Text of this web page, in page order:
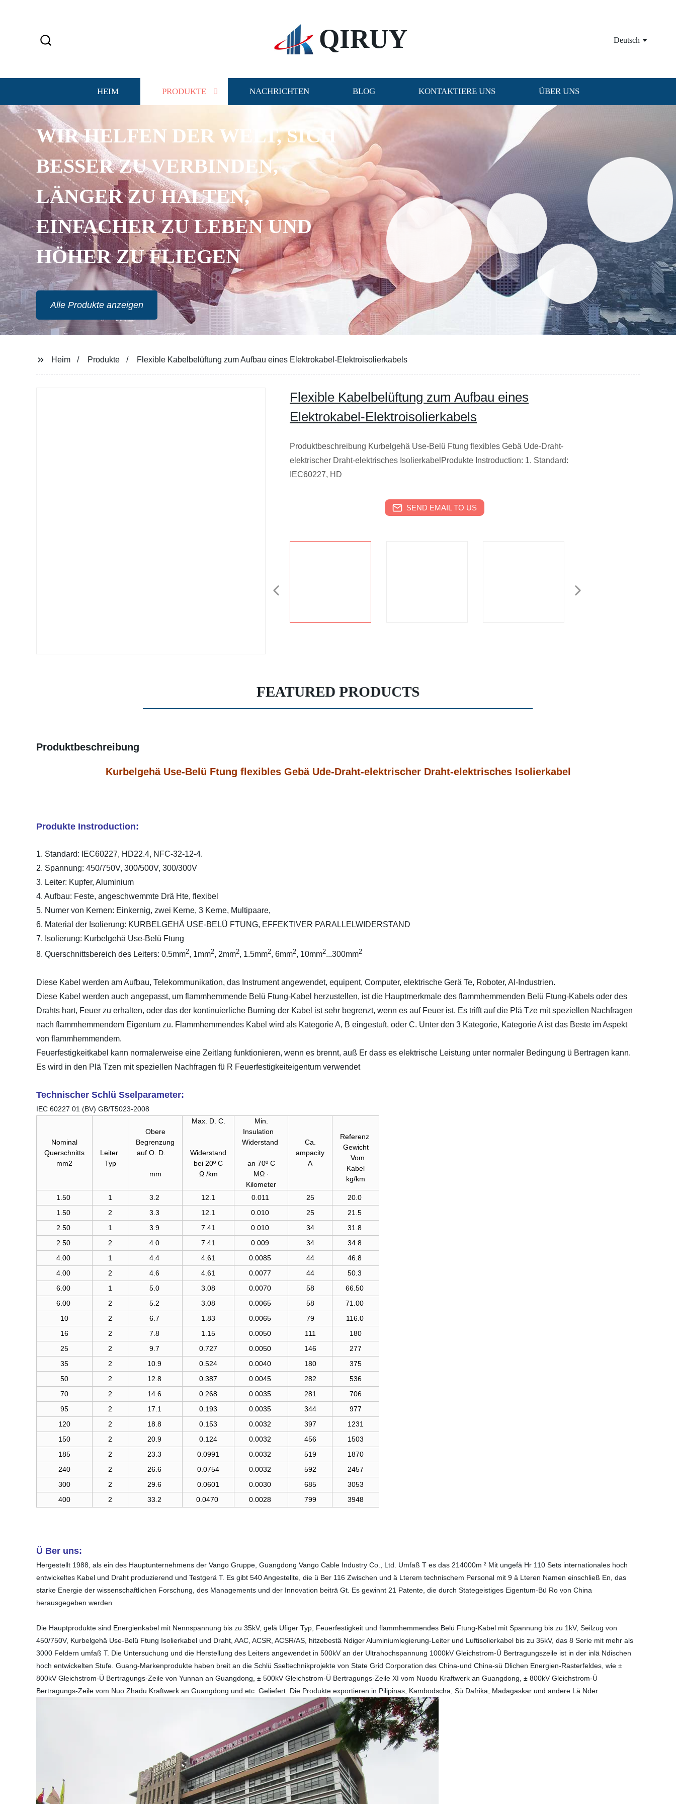
QIRUY Deutsch
HEIM PRODUKTE NACHRICHTEN BLOG KONTAKTIERE UNS ÜBER UNS
WIR HELFEN DER WELT, SICH
BESSER ZU VERBINDEN,
LÄNGER ZU HALTEN,
EINFACHER ZU LEBEN UND
HÖHER ZU FLIEGEN
Alle Produkte anzeigen
Heim Produkte Flexible Kabelbelüftung zum Aufbau eines Elektrokabel-Elektroisolierkabels
Flexible Kabelbelüftung zum Aufbau eines
Elektrokabel-Elektroisolierkabels
Produktbeschreibung Kurbelgehä Use-Belü Ftung flexibles Gebä Ude-Draht-
elektrischer Draht-elektrisches IsolierkabelProdukte Instroduction: 1. Standard:
IEC60227, HD
SEND EMAIL TO US
FEATURED PRODUCTS
Produktbeschreibung
Kurbelgehä Use-Belü Ftung flexibles Gebä Ude-Draht-elektrischer Draht-elektrisches Isolierkabel
Produkte Instroduction:
1. Standard: IEC60227, HD22.4, NFC-32-12-4.
2. Spannung: 450/750V, 300/500V, 300/300V
3. Leiter: Kupfer, Aluminium
4. Aufbau: Feste, angeschwemmte Drä Hte, flexibel
5. Numer von Kernen: Einkernig, zwei Kerne, 3 Kerne, Multipaare,
6. Material der Isolierung: KURBELGEHÄ USE-BELÜ FTUNG, EFFEKTIVER PARALLELWIDERSTAND
7. Isolierung: Kurbelgehä Use-Belü Ftung
8. Querschnittsbereich des Leiters: 0.5mm2, 1mm2, 2mm2, 1.5mm2, 6mm2, 10mm2...300mm2
Diese Kabel werden am Aufbau, Telekommunikation, das Instrument angewendet, equipent, Computer, elektrische Gerä Te, Roboter, AI-Industrien.
Diese Kabel werden auch angepasst, um flammhemmende Belü Ftung-Kabel herzustellen, ist die Hauptmerkmale des flammhemmenden Belü Ftung-Kabels oder des
Drahts hart, Feuer zu erhalten, oder das der kontinuierliche Burning der Kabel ist sehr begrenzt, wenn es auf Feuer ist. Es trifft auf die Plä Tze mit speziellen Nachfragen
nach flammhemmendem Eigentum zu. Flammhemmendes Kabel wird als Kategorie A, B eingestuft, oder C. Unter den 3 Kategorie, Kategorie A ist das Beste im Aspekt
von flammhemmendem.
Feuerfestigkeitkabel kann normalerweise eine Zeitlang funktionieren, wenn es brennt, auß Er dass es elektrische Leistung unter normaler Bedingung ü Bertragen kann.
Es wird in den Plä Tzen mit speziellen Nachfragen fü R Feuerfestigkeiteigentum verwendet
Technischer Schlü Sselparameter:
IEC 60227 01 (BV) GB/T5023-2008
Nominal
Querschnitts
mm2
Leiter
Typ
Obere
Begrenzung
auf O. D.
mm
Max. D. C.
Widerstand
bei 20º C
Ω /km
Min.
Insulation
Widerstand
an 70º C
MΩ ·
Kilometer
Ca.
ampacity
A
Referenz
Gewicht
Vom
Kabel
kg/km
1.50 1 3.2 12.1 0.011 25
20.0
1.50
2 3.3 12.1 0.010 25
21.5
2.50
1 3.9 7.41 0.010 34
31.8
2.50
2 4.0 7.41 0.009 34
34.8
4.00
1 4.4 4.61 0.0085 44
46.8
4.00
2 4.6 4.61 0.0077 44
50.3
6.00
1 5.0 3.08 0.0070 58
66.50
6.00
2 5.2 3.08 0.0065 58
71.00
10
2 6.7 1.83 0.0065 79
116.0
16
2 7.8 1.15 0.0050 111
180
25
2 9.7 0.727 0.0050 146
277
35
2 10.9 0.524 0.0040 180
375
50
2 12.8 0.387 0.0045 282
536
70
2 14.6 0.268 0.0035 281
706
95
2 17.1 0.193 0.0035 344
977
120
2 18.8 0.153 0.0032 397
1231
150
2 20.9 0.124 0.0032 456
1503
185
2 23.3 0.0991 0.0032 519
1870
240
2 26.6 0.0754 0.0032 592
2457
300
2 29.6 0.0601 0.0030 685
3053
400
2 33.2 0.0470 0.0028 799 3948
Ü Ber uns:
Hergestellt 1988, als ein des Hauptunternehmens der Vango Gruppe, Guangdong Vango Cable Industry Co., Ltd. Umfaß T es das 214000m ² Mit ungefä Hr 110 Sets internationales hoch
entwickeltes Kabel und Draht produzierend und Testgerä T. Es gibt 540 Angestellte, die ü Ber 116 Zwischen und ä Lterem technischem Personal mit 9 ä Lteren Namen einschließ En, das
starke Energie der wissenschaftlichen Forschung, des Managements und der Innovation beiträ Gt. Es gewinnt 21 Patente, die durch Stategeistiges Eigentum-Bü Ro von China
herausgegeben werden
Die Hauptprodukte sind Energienkabel mit Nennspannung bis zu 35kV, gelä Ufiger Typ, Feuerfestigkeit und flammhemmendes Belü Ftung-Kabel mit Spannung bis zu 1kV, Seilzug von
450/750V, Kurbelgehä Use-Belü Ftung Isolierkabel und Draht, AAC, ACSR, ACSR/AS, hitzebestä Ndiger Aluminiumlegierung-Leiter und Luftisolierkabel bis zu 35kV, das 8 Serie mit mehr als
3000 Feldern umfaß T. Die Untersuchung und die Herstellung des Leiters angewendet in 500kV an der Ultrahochspannung 1000kV Gleichstrom-Ü Bertragungszeile ist in der inlä Ndischen
hoch entwickelten Stufe. Guang-Markenprodukte haben breit an die Schlü Sseltechnikprojekte von State Grid Corporation des China-und China-sü Dlichen Energien-Rasterfeldes, wie ±
800kV Gleichstrom-Ü Bertragungs-Zeile von Yunnan an Guangdong, ± 500kV Gleichstrom-Ü Bertragungs-Zeile XI vom Nuodu Kraftwerk an Guangdong, ± 800kV Gleichstrom-Ü
Bertragungs-Zeile vom Nuo Zhadu Kraftwerk an Guangdong und etc. Geliefert. Die Produkte exportieren in Pilipinas, Kambodscha, Sü Dafrika, Madagaskar und andere Lä Nder